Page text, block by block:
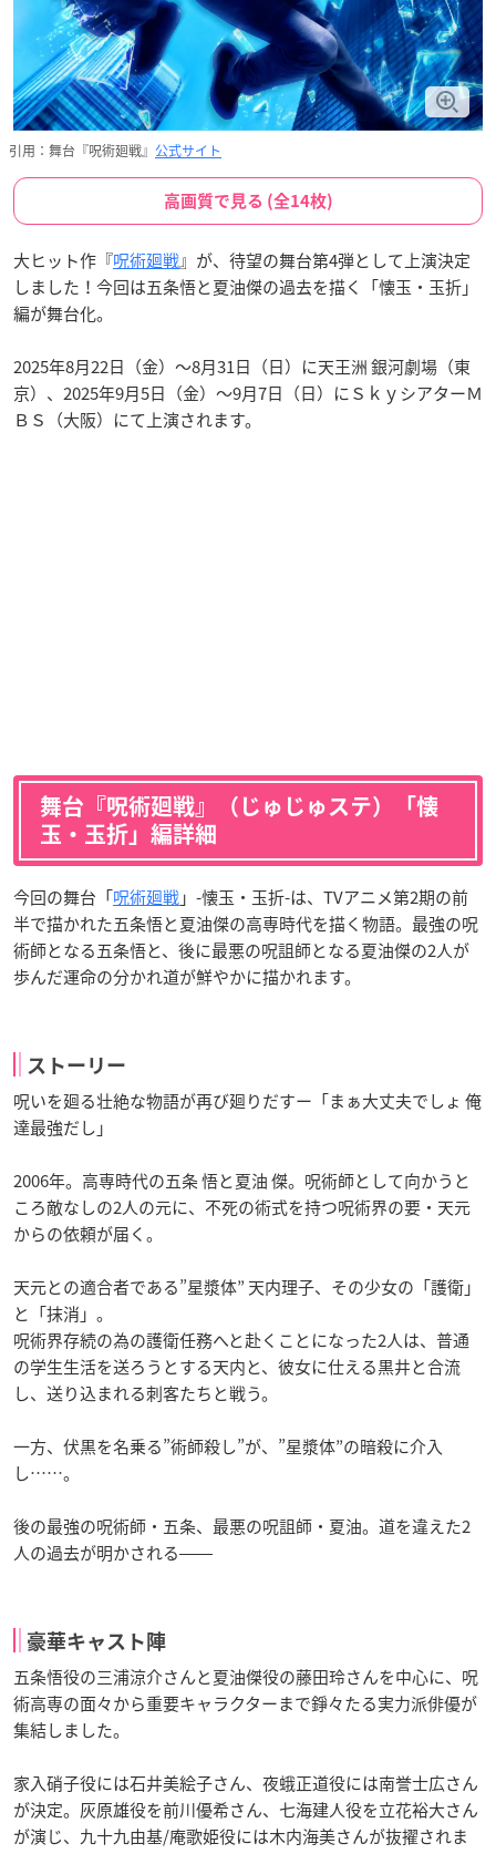
引用：舞台『呪術廻戦』 公式サイト
高画質で見る (全14枚)
大ヒット作『呪術廻戦』が、待望の舞台第4弾として上演決定
しました！今回は五条悟と夏油傑の過去を描く「懐玉・玉折」
編が舞台化。
2025年8月22日（金）～8月31日（日）に天王洲 銀河劇場（東
京）、2025年9月5日（金）～9月7日（日）にＳｋｙシアターＭ
ＢＳ（大阪）にて上演されます。
舞台『呪術廻戦』（じゅじゅステ）「懐
玉・玉折」編詳細
今回の舞台「呪術廻戦」-懐玉・玉折-は、TVアニメ第2期の前
半で描かれた五条悟と夏油傑の高専時代を描く物語。最強の呪
術師となる五条悟と、後に最悪の呪詛師となる夏油傑の2人が
歩んだ運命の分かれ道が鮮やかに描かれます。
ストーリー
呪いを廻る壮絶な物語が再び廻りだすー「まぁ大丈夫でしょ 俺
達最強だし」
2006年。高専時代の五条 悟と夏油 傑。呪術師として向かうと
ころ敵なしの2人の元に、不死の術式を持つ呪術界の要・天元
からの依頼が届く。
天元との適合者である”星漿体” 天内理子、その少女の「護衛」
と「抹消」。
呪術界存続の為の護衛任務へと赴くことになった2人は、普通
の学生生活を送ろうとする天内と、彼女に仕える黒井と合流
し、送り込まれる刺客たちと戦う。
一方、伏黒を名乗る”術師殺し”が、”星漿体”の暗殺に介入
し……。
後の最強の呪術師・五条、最悪の呪詛師・夏油。道を違えた2
人の過去が明かされる――
豪華キャスト陣
五条悟役の三浦涼介さんと夏油傑役の藤田玲さんを中心に、呪
術高専の面々から重要キャラクターまで錚々たる実力派俳優が
集結しました。
家入硝子役には石井美絵子さん、夜蛾正道役には南誉士広さん
が決定。灰原雄役を前川優希さん、七海建人役を立花裕大さん
が演じ、九十九由基/庵歌姫役には木内海美さんが抜擢されま